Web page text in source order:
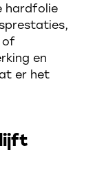
hardfolie
of
en
er het